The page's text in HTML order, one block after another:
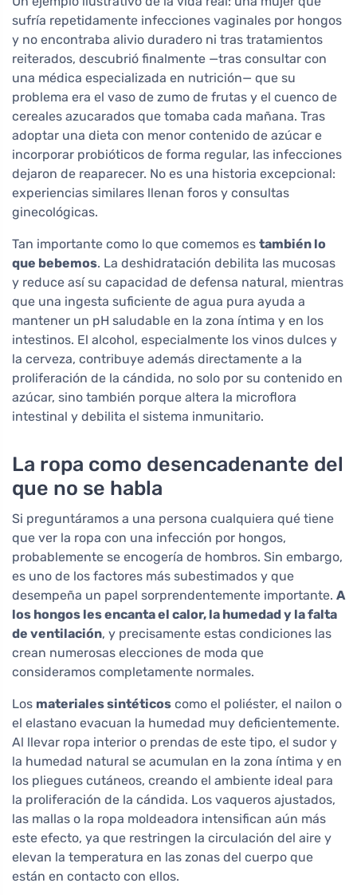
sufría repetidamente infecciones vaginales por hongos
y no encontraba alivio duradero ni tras tratamientos
reiterados, descubrió finalmente —tras consultar con
una médica especializada en nutrición— que su
problema era el vaso de zumo de frutas y el cuenco de
cereales azucarados que tomaba cada mañana. Tras
adoptar una dieta con menor contenido de azúcar e
incorporar probióticos de forma regular, las infecciones
dejaron de reaparecer. No es una historia excepcional:
experiencias similares llenan foros y consultas
ginecológicas.
Tan importante como lo que comemos es también lo
que bebemos. La deshidratación debilita las mucosas
y reduce así su capacidad de defensa natural, mientras
que una ingesta suficiente de agua pura ayuda a
mantener un pH saludable en la zona íntima y en los
intestinos. El alcohol, especialmente los vinos dulces y
la cerveza, contribuye además directamente a la
proliferación de la cándida, no solo por su contenido en
azúcar, sino también porque altera la microflora
intestinal y debilita el sistema inmunitario.
La ropa como desencadenante del
que no se habla
Si preguntáramos a una persona cualquiera qué tiene
que ver la ropa con una infección por hongos,
probablemente se encogería de hombros. Sin embargo,
es uno de los factores más subestimados y que
desempeña un papel sorprendentemente importante. A
los hongos les encanta el calor, la humedad y la falta
de ventilación, y precisamente estas condiciones las
crean numerosas elecciones de moda que
consideramos completamente normales.
Los materiales sintéticos como el poliéster, el nailon o
el elastano evacuan la humedad muy deficientemente.
Al llevar ropa interior o prendas de este tipo, el sudor y
la humedad natural se acumulan en la zona íntima y en
los pliegues cutáneos, creando el ambiente ideal para
la proliferación de la cándida. Los vaqueros ajustados,
las mallas o la ropa moldeadora intensifican aún más
este efecto, ya que restringen la circulación del aire y
elevan la temperatura en las zonas del cuerpo que
están en contacto con ellos.